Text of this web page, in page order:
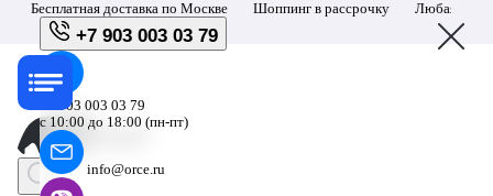
Бесплатная доставка по Москве Шоппинг в рассрочку Любая
+7 903 003 03 79
+7 903 003 03 79
с 10:00 до 18:00 (пн-пт)
info@orce.ru